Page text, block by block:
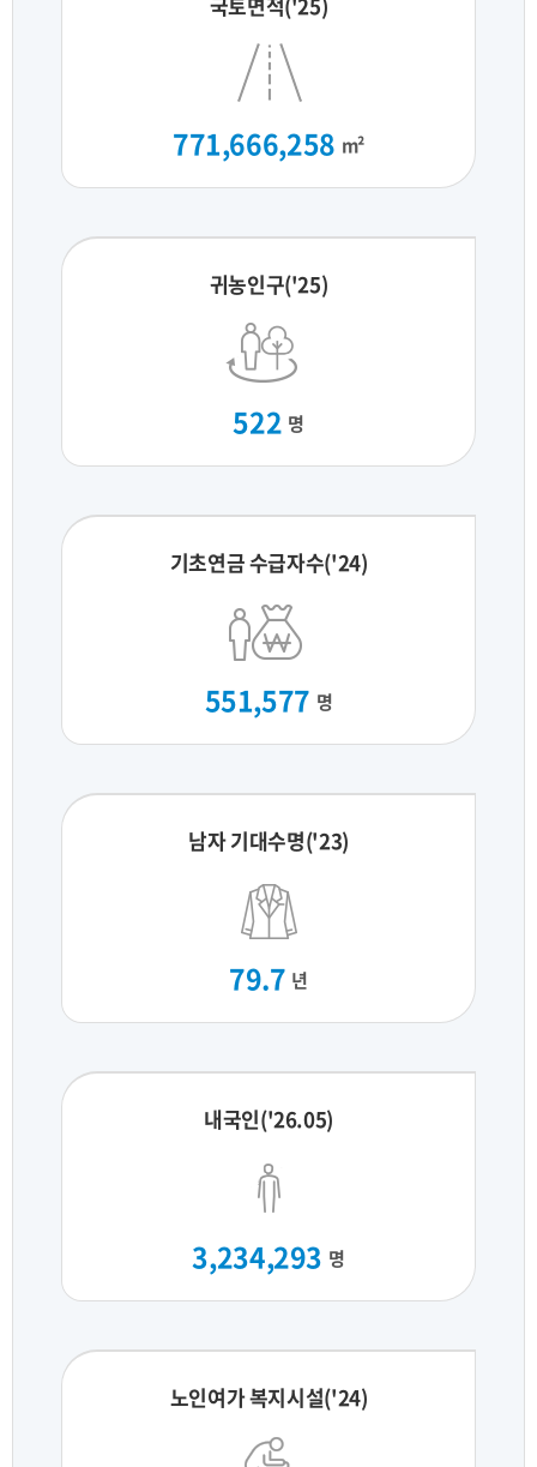
771,666,258 m²
귀농인구('25)
522 명
기초연금 수급자수('24)
551,577 명
남자 기대수명('23)
79.7 년
내국인('26.05)
3,234,293 명
노인여가 복지시설('24)